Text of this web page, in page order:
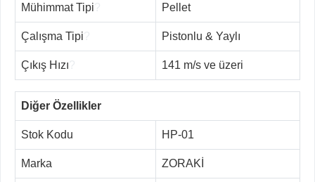
Mühimmat Tipi Pellet
Çalışma Tipi Pistonlu & Yaylı
Çıkış Hızı 141 m/s ve üzeri
Diğer Özellikler
Stok Kodu HP-01
Marka ZORAKİ